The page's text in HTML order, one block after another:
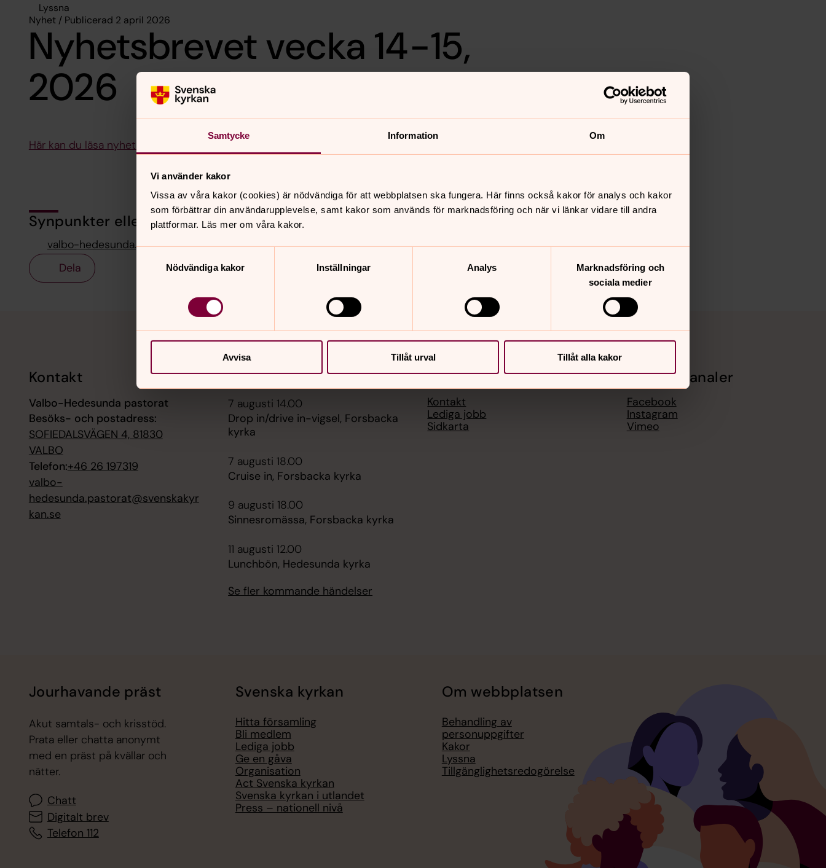
Samtycke Information Om
Vi använder kakor
Vissa av våra kakor (cookies) är nödvändiga för att webbplatsen ska fungera. Här finns också kakor för analys och kakor
som förbättrar din användarupplevelse, samt kakor som används för marknadsföring och när vi länkar vidare till andra
plattformar. Läs mer om våra kakor.
Nödvändiga kakor
Inställningar Analys
Marknadsföring och
sociala medier
Avvisa Tillåt urval Tillåt alla kakor
Lyssna
Nyhet / Publicerad 2 april 2026
Nyhetsbrevet vecka 14-15,
2026
Här kan du läsa nyhetsbrevet för vecka 14-15
Synpunkter eller frågor på sidans innehåll?
valbo-hedesunda.pastorat@svenskakyrkan.se
Dela
Kontakt
Valbo-Hedesunda pastorat
Besöks- och postadress:
SOFIEDALSVÄGEN 4, 81830
VALBO
Telefon:+46 26 197319
valbo-
hedesunda.pastorat@svenskakyr
kan.se
Kalender
7 augusti 14.00
Drop in/drive in-vigsel, Forsbacka
kyrka
7 augusti 18.00
Cruise in, Forsbacka kyrka
9 augusti 18.00
Sinnesromässa, Forsbacka kyrka
11 augusti 12.00
Lunchbön, Hedesunda kyrka
Se fler kommande händelser
Hitta snabbt
Kontakt
Lediga jobb
Sidkarta
Sociala kanaler
Facebook
Instagram
Vimeo
Jourhavande präst
Akut samtals- och krisstöd.
Prata eller chatta anonymt
med en präst på kvällar och
nätter.
Chatt
Digitalt brev
Telefon 112
Svenska kyrkan
Hitta församling
Bli medlem
Lediga jobb
Ge en gåva
Organisation
Act Svenska kyrkan
Svenska kyrkan i utlandet
Press – nationell nivå
Om webbplatsen
Behandling av
personuppgifter
Kakor
Lyssna
Tillgänglighetsredogörelse